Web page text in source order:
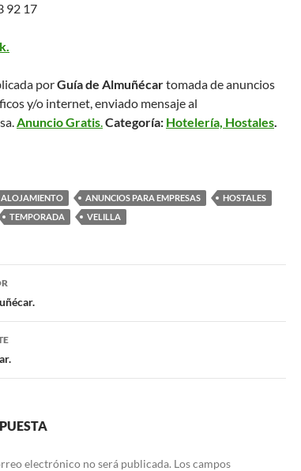
92 17
porGuía de Almuñécartomada de anuncios
y/o internet, enviado mensaje al
Anuncio Gratis.Categoría: Hotelería, Hostales.
ALOJAMIENTO ANUNCIOS PARA EMPRESAS
HOSTALES
TEMPORADA VELILLA
electrónico no será publicada. Los campos